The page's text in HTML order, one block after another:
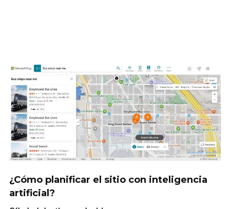
¿Cómo planificar el sitio con inteligencia
artificial?